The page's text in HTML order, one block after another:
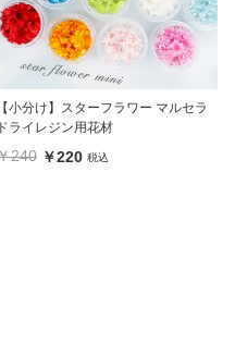
【小分け】スターフラワー マルセラ
ドライレジン用花材
240 ￥220 税込